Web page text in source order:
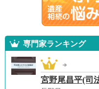
専門家ランキング
宮野尾昌平(司